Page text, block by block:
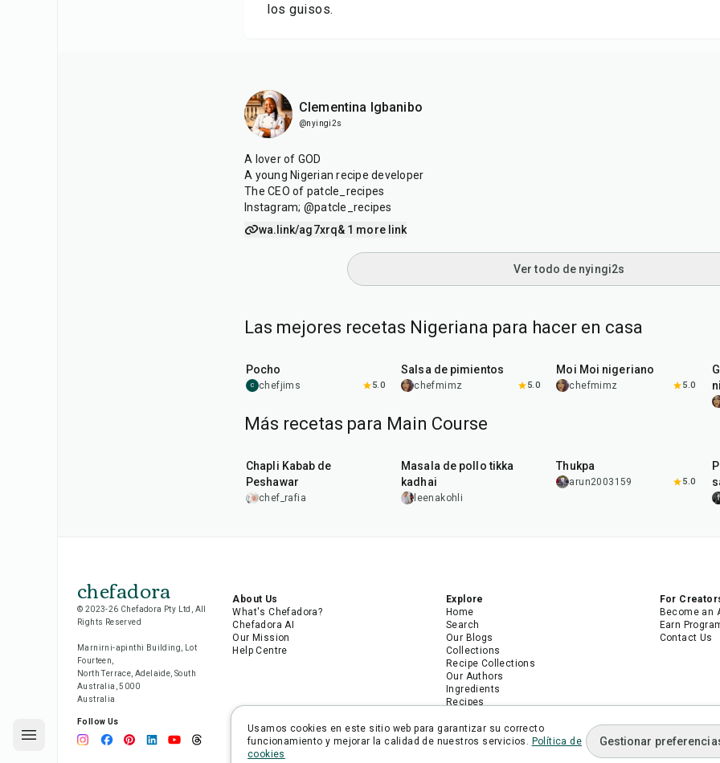
los guisos.
Clementina Igbanibo
@nyingi2s
A lover of GOD
A young Nigerian recipe developer
The CEO of patcle_recipes
Instagram; @patcle_recipes
wa.link/ag7xrq& 1 more link
Ver todo de nyingi2s
Las mejores recetas Nigeriana para hacer en casa
Pocho
C chefjims 5.0
Salsa de pimientos
chefmimz 5.0
Moi Moi nigeriano
chefmimz 5.0
Más recetas para Main Course
Chapli Kabab de
Peshawar
chef_rafia
Masala de pollo tikka
kadhai
leenakohli
Thukpa
arun2003159 5.0
chefadora
© 2023-26 Chefadora Pty Ltd, All
Rights Reserved
Marnirni-apinthi Building, Lot
Fourteen,
North Terrace, Adelaide, South
Australia, 5000
Australia
Follow Us
About Us
What's Chefadora?
Chefadora AI
Our Mission
Help Centre
Explore
Home
Search
Our Blogs
Collections
Recipe Collections
Our Authors
Ingredients
Recipes
iPhone App
For
Become an
Earn
Contact Us
Usamos cookies en este sitio web para garantizar su correcto
funcionamiento y mejorar la calidad de nuestros servicios. Política de
cookies
Gestionar